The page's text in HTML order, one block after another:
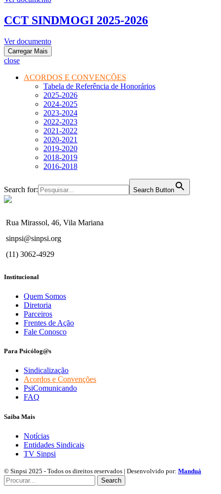
CCT SINDMOGI 2025-2026
Ver documento
Carregar Mais
close
ACORDOS E CONVENÇÕES
Tabela de Referência de Honorários
2025-2026
2024-2025
2023-2024
2022-2023
2021-2022
2020-2021
2019-2020
2018-2019
2016-2018
Search for: Search Button
Rua Mirassol, 46, Vila Mariana
sinpsi@sinpsi.org
(11) 3062-4929
Institucional
Quem Somos
Diretoria
Parceiros
Frentes de Ação
Fale Conosco
Para Psicólog@s
Sindicalização
Acordos e Convenções
PsiComunicando
FAQ
Saiba Mais
Notícias
Entidades Sindicais
TV Sinpsi
© Sinpsi 2025 - Todos os direitos reservados | Desenvolvido por: Manduá
Search